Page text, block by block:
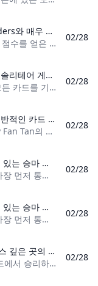
법원 Court는 Sushi Go 및 7 Wonders와 매우 유사한 카드 제도 게임이지만 표준 카드 덱을 사용하여 플레이됩니다. 손에서 카드를 선택하고 나머지는 왼쪽으로 전달합니다. 게임에서 승리하려면 가능한 최고의 조합을 만드세요!
법원의 목적: 3라운드 후 가장 높은 점수를 얻은 플레이어가 승리합니다. 플레이어 수: 2~4명 카드 수: 54장 카드 순위: (낮음) 2 – 에이스(높음) 게임 유형
02/28
웨스트클리프 실제로 이길 수 있는 솔리테어 게임을 찾고 계십니까? 웨스트클리프에게 한번 시도해 보세요! 플레이어의 승리 확률은 90%이며 플레이하는 것이 즐겁습니다. 멋지고 큰 테이블은 이동에 대한 다양한 옵션을 제공하지만 많은 카드를 추적해야 하는 과제이기도 합니다. 확인 해봐!
WESTCLIFF의 목표: 모양에 따라 모든 카드를 기초 더미에 놓습니다. 플레이어 수: 1명 카드 수: 52장 카드 순위: (낮음) 에이스 – 킹 (높음) 게임 유형
02/28
리버티 팬 탄 Liberty Fan Tan은 일반적인 카드 게임인 Fan Tan의 해방 버전입니다. 플레이어는 자신의 손에 있는 모든 카드를 제거하려고 시도합니다. 플레이어는 카드 세트 전체를 통과해야 하며, 카드를 사용할 수 없는 경우 칩을 플레이 영역 중앙에 던져야 합니다.
LIBERTY FAN TAN의 목표: Liberty Fan Tan의 목표는 손에 있는 모든 카드를 가장 먼저 제거하는 플레이어가 되는 것입니다. 플레이어 수: 3~5명 재료: 표준 52 카드 데크 1개 및
02/28
경마 스포츠 규칙 경마는 가장 인기 있는 승마 스포츠 중 하나입니다! 경마 규칙에 대해 알아야 할 모든 것이 여기에 있습니다!
경마의 목적: 말을 타고 결승선을 가장 먼저 통과하세요. 플레이어 수: 2명 이상 재료: 안장, 고삐, 채찍, 헬멧, 고글 게임 유형: 스포츠 관객: 18세 이상 경마 개
02/28
경마 스포츠 규칙 경마는 가장 인기 있는 승마 스포츠 중 하나입니다! 경마 규칙에 대해 알아야 할 모든 것이 여기에 있습니다!
경마의 목적: 말을 타고 결승선을 가장 먼저 통과하세요. 플레이어 수: 2명 이상 재료: 안장, 고삐, 채찍, 헬멧, 고글 게임 유형: 스포츠 관객: 18세 이상 경마 개
02/28
암캐 허세와 서스펜스를 갖춘 프랑스 깊은 곳의 훌륭하고 오래된 카드 게임이 더 권위 있는 이름을 받을 자격이 있습니까? 물론 그것은 Trut입니다!
TRUT의 목적: Trut의 목적은 라운드에서 승리하고 상대방보다 먼저 롱 포인트 7점을 모으는 것입니다. 플레이어 수: 2명의 플레이어 또는 2명의 플레이어로
02/28